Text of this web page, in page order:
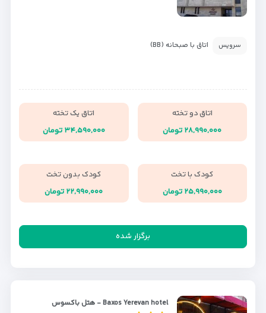
سرویس اتاق با صبحانه (BB)
اتاق دو تخته
۲۸,۹۹۰,۰۰۰ تومان
اتاق یک تخته
۳۴,۵۹۰,۰۰۰ تومان
کودک با تخت
۲۵,۹۹۰,۰۰۰ تومان
کودک بدون تخت
۲۲,۹۹۰,۰۰۰ تومان
برگزار شده
Baxos Yerevan hotel - هتل باکسوس